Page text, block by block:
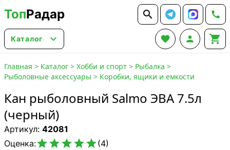
ТопРадар  
Каталог    
Главная > Каталог > Хобби и спорт > Рыбалка >
Рыболовные аксессуары > Коробки, ящики и емкости
Кан рыболовный Salmo ЭВА 7.5л
(черный)
Артикул: 42081
Оценка:(4)